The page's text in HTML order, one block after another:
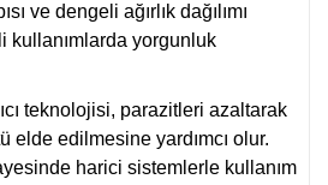
ve dengeli ağırlık dağılımı
kullanımlarda yorgunluk
teknolojisi, parazitleri azaltarak
elde edilmesine yardımcı olur.
harici sistemlerle kullanım